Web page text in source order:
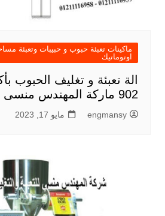
ماكينات تعبئة حبوب و حبيبات وتعبئة
اوتوماتيك
الة تعبئة و تغليف الحبوب
902 ماركة المهندس منسى
engmansy مايو 17, 2023